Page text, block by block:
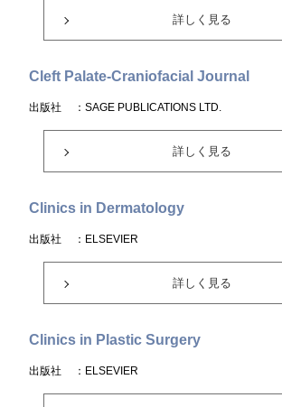
詳しく見る
Cleft Palate-Craniofacial Journal
出版社 ：SAGE PUBLICATIONS LTD.
詳しく見る
Clinics in Dermatology
出版社 ：ELSEVIER
詳しく見る
Clinics in Plastic Surgery
出版社 ：ELSEVIER